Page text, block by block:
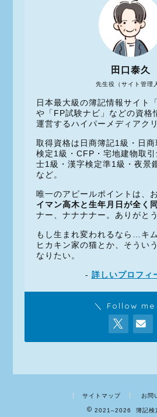
先生役（サイト管理
田口泰久
日本最大級の簿記情報サイト
や「FP試験ナビ」などの資格
運営するハイパーメディアク
取得資格は日商簿記1級・日
検定1級・CFP・宅地建物取
士1級・漢字検定準1級・夜景
など。
唯一のアピールポイントは、
イマン高木と生年月日が全く
ナー、ナナナナー。ありがと
もし生まれ変われるなら…キ
ヒカキン家の猫とか、そうい
なりたい。
- 詳しいプロフィ
＼ Follow me
サイトマップ お問
2021–2026 簿記検